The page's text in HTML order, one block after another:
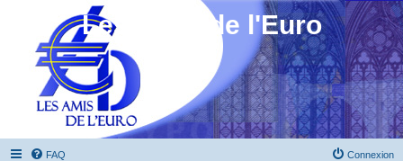
Les Amis de l'Euro
FAQ Connexion